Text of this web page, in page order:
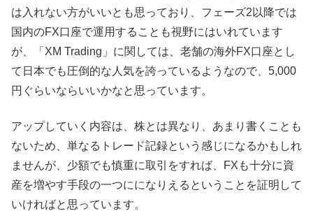
は入れない方がいいとも思っており、フェーズ2以降では
国内のFX口座で運用することも視野にはいれています
が、「XM Trading」に関しては、老舗の海外FX口座とし
て日本でも圧倒的な人気を誇っているようなので、5,000
円ぐらいならいいかなと思っています。
アップしていく内容は、株とは異なり、あまり書くことも
ないため、単なるトレード記録という感じになるかもしれ
ませんが、少額でも慎重に取引をすれば、FXも十分に資
産を増やす手段の一つにになりえるということを証明して
いければと思っています。